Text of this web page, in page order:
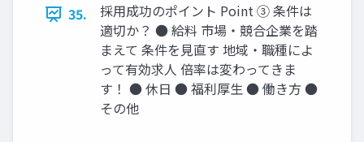
35.
採⽤成功のポイント Point ③ 条件は
適切か？ ● 給料 市場‧競合企業を踏
まえて 条件を⾒直す 地域‧職種によ
って有効求⼈ 倍率は変わってきま
す！ ● 休⽇ ● 福利厚⽣ ● 働き⽅ ●
その他